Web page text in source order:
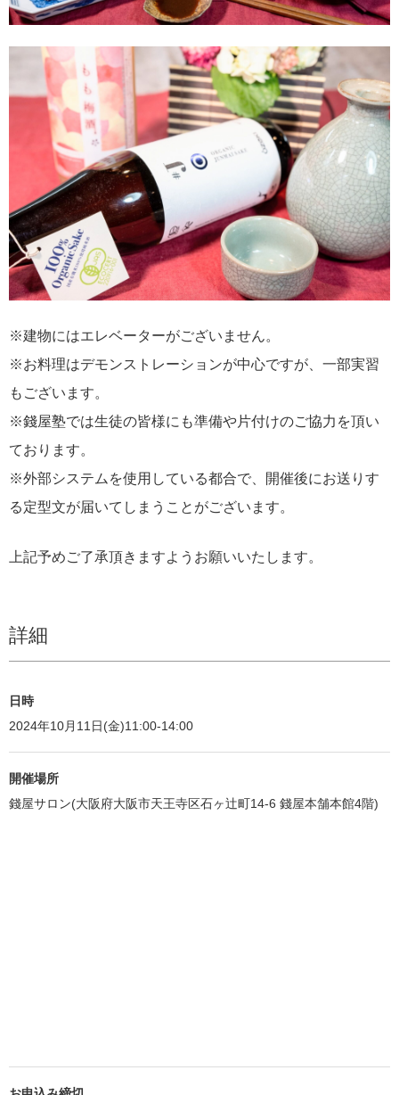
※建物にはエレベーターがございません。
※お料理はデモンストレーションが中心ですが、一部実習
もございます。
※錢屋塾では生徒の皆様にも準備や片付けのご協力を頂い
ております。
※外部システムを使用している都合で、開催後にお送りす
る定型文が届いてしまうことがございます。
上記予めご了承頂きますようお願いいたします。
詳細
日時
2024年10月11日(金)11:00-14:00
開催場所
錢屋サロン(大阪府大阪市天王寺区石ヶ辻町14-6 錢屋本舗本館4階)